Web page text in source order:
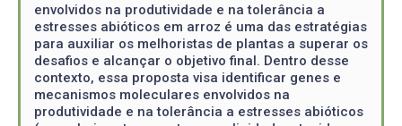
envolvidos na produtividade e na tolerância a
estresses abióticos em arroz é uma das estratégias
para auxiliar os melhoristas de plantas a superar os
desafios e alcançar o objetivo final. Dentro desse
contexto, essa proposta visa identificar genes e
mecanismos moleculares envolvidos na
produtividade e na tolerância a estresses abióticos